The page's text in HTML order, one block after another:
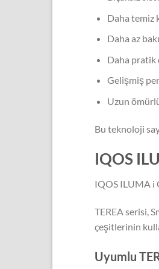
Daha temiz
Daha az
Daha pratik
Gelişmiş
Uzun
Bu teknoloji
IQOS
IQOS ILUMA i
TEREA serisi,
çeşitlerinin
Uyumlu